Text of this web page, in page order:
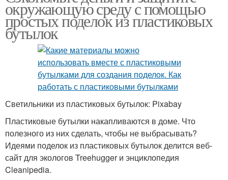
окружающую среду с помощью
простых поделок из пластиковых
бутылок
Светильники из пластиковых бутылок: Pixabay
Пластиковые бутылки накапливаются в доме. Что
полезного из них сделать, чтобы не выбрасывать?
Идеями поделок из пластиковых бутылок делится веб-
сайт для экологов Treehugger и энциклопедия
Cleanipedia.